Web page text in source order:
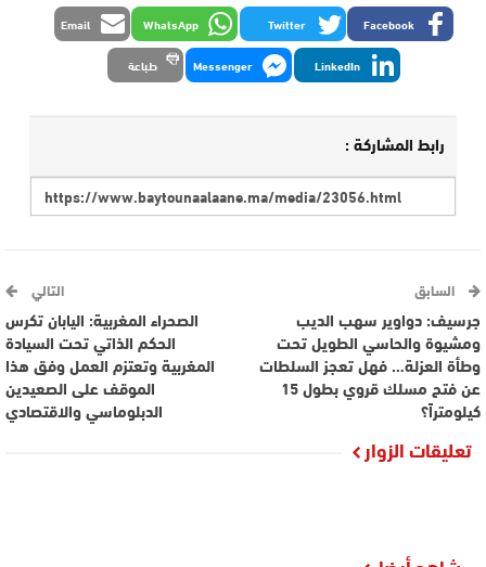
Facebook
Twitter
WhatsApp
Email
LinkedIn
Messenger طباعة
رابط المشاركة :
السابق
جرسيف: دواوير سهب الديب
ومشيوة والحاسي الطويل تحت
وطأة العزلة… فهل تعجز السلطات
عن فتح مسلك قروي بطول 15
كيلومتراً؟
التالي
الصحراء المغربية: اليابان تكرس
الحكم الذاتي تحت السيادة
المغربية وتعتزم العمل وفق هذا
الموقف على الصعيدين
الدبلوماسي والاقتصادي
تعليقات الزوار